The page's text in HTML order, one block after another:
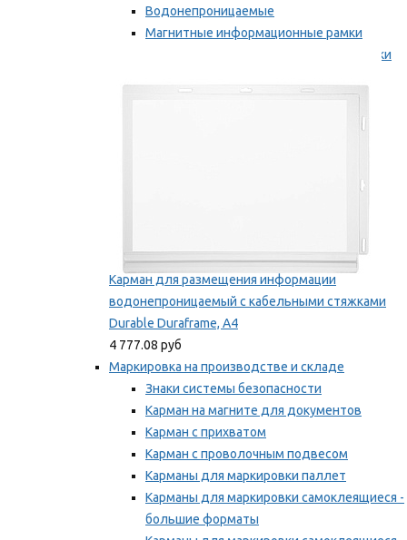
Водонепроницаемые
Магнитные информационные рамки
Самоклеящиеся информационные рамки
Карман для размещения информации
водонепроницаемый с кабельными стяжками
Durable Duraframe, А4
4 777.08 руб
Маркировка на производстве и складе
Знаки системы безопасности
Карман на магните для документов
Карман с прихватом
Карман с проволочным подвесом
Карманы для маркировки паллет
Карманы для маркировки самоклеящиеся -
большие форматы